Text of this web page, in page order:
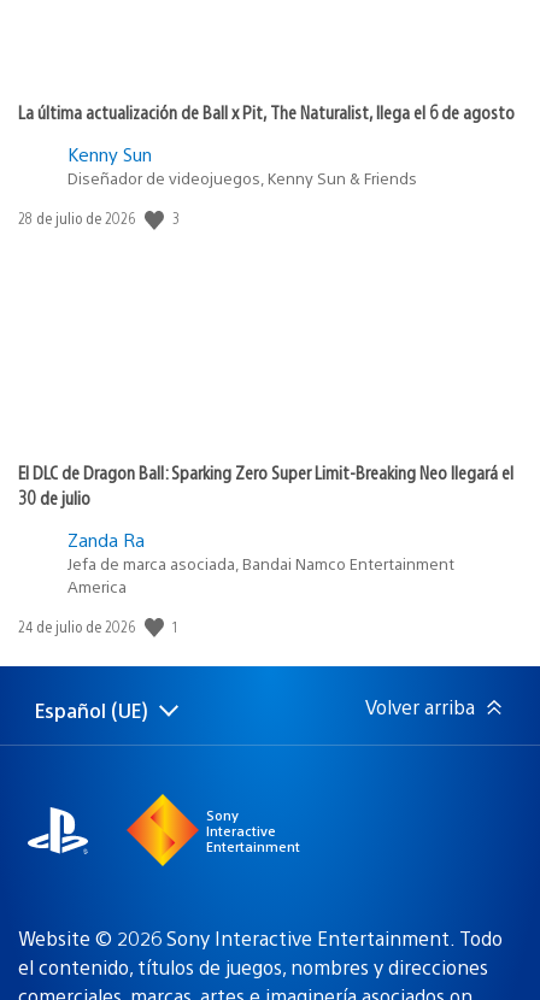
La última actualización de Ball x Pit, The Naturalist, llega el 6 de agosto
Kenny Sun
Diseñador de videojuegos, Kenny Sun & Friends
Fecha
28 de julio de 2026 3
El DLC de Dragon Ball: Sparking Zero Super Limit-Breaking Neo llegará el
30 de julio
Zanda Ra
Jefa de marca asociada, Bandai Namco Entertainment
America
Fecha
publicación:
24 de julio de 2026 1
Selecciona
Región
Español (UE) Volver arriba
Sony
Interactive
Entertainment
Website © 2026 Sony Interactive Entertainment. Todo
el contenido, títulos de juegos, nombres y direcciones